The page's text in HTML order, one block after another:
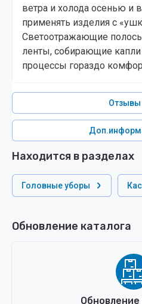
ветра и холода осенью и
применять изделия с
Светоотражающие
ленты, собирающие капли
процессы гораздо
Отзывы
Находится в разделах
Головные уборы
Обновление каталога
Обновление